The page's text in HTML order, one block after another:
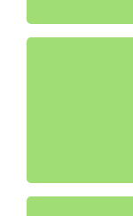
Un shop